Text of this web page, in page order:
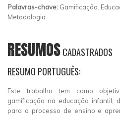
Palavras-chave: Gamificação.
Metodologia.
RESUMOSCADASTRADOS
RESUMO PORTUGUÊS:
Este trabalho tem como
gamificação na educação infantil,
para o processo de ensino e